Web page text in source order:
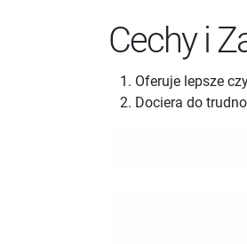
Cechy i
Oferuje lepsze
Dociera do